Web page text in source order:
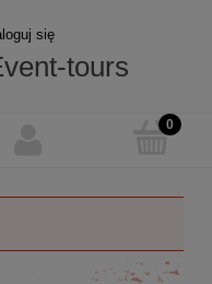
się
tours